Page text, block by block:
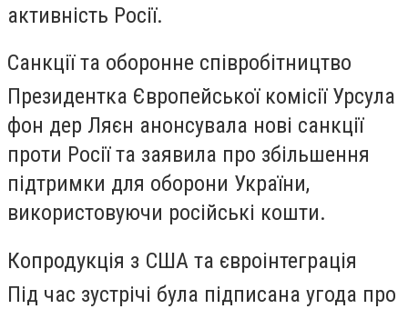
активність Росії.
Санкції та оборонне співробітництво
Президентка Європейської комісії Урсула
фон дер Ляєн анонсувала нові санкції
проти Росії та заявила про збільшення
підтримки для оборони України,
використовуючи російські кошти.
Копродукція з США та євроінтеграція
Під час зустрічі була підписана угода про